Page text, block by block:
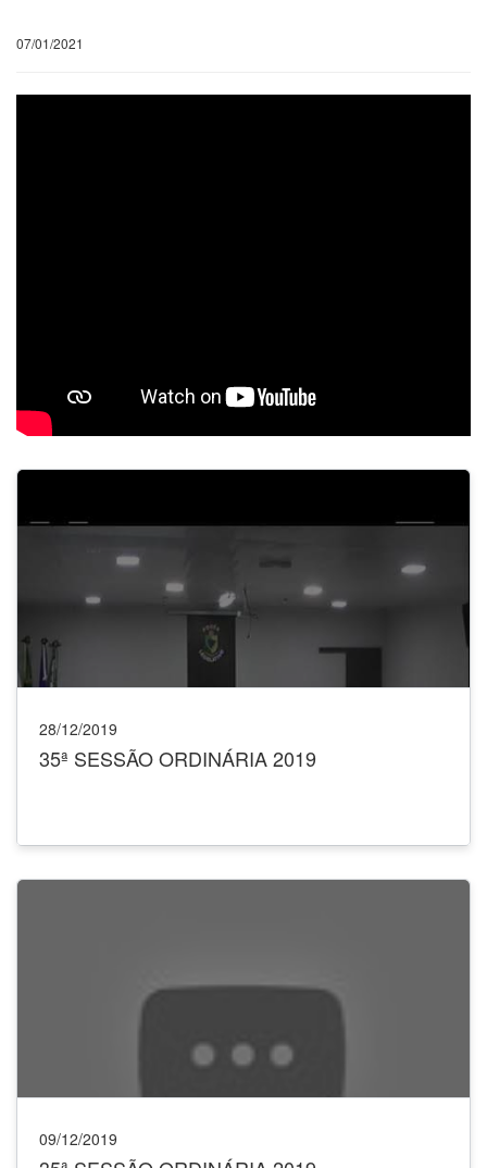
07/01/2021
28/12/2019
35ª SESSÃO ORDINÁRIA 2019
09/12/2019